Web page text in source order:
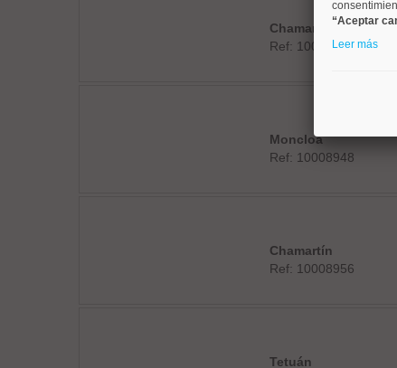
Chamartín
Ref: 10008919
Moncloa
Ref: 10008948
Chamartín
Ref: 10008956
Tetuán
“Aceptar
Leer más